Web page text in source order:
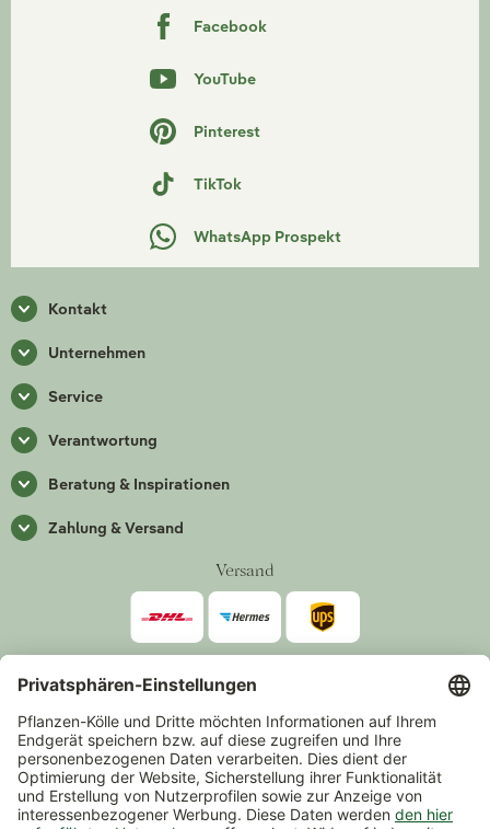
Facebook
YouTube
Pinterest
TikTok
WhatsApp Prospekt
Kontakt
Unternehmen
Service
Verantwortung
Beratung & Inspirationen
Zahlung & Versand
Versand
Zahlarten
*Alle Preise inkl. gesetzlicher Mehrwertsteuer zzgl.Versand
Mindestbestellwert 14,90 €, ausgenommen sind Gutscheine und